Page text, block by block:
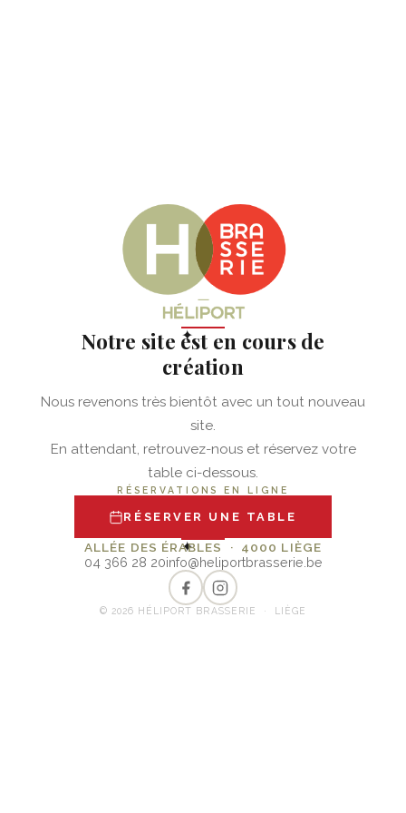
✦
Notre site est en cours de
création
Nous revenons très bientôt avec un tout nouveau
site.
En attendant, retrouvez-nous et réservez votre
table ci-dessous.
RÉSERVATIONS EN LIGNE
RÉSERVER UNE TABLE
✦
ALLÉE DES ÉRABLES · 4000 LIÈGE
04 366 28 20info@heliportbrasserie.be
© 2026 HÉLIPORT BRASSERIE · LIÈGE